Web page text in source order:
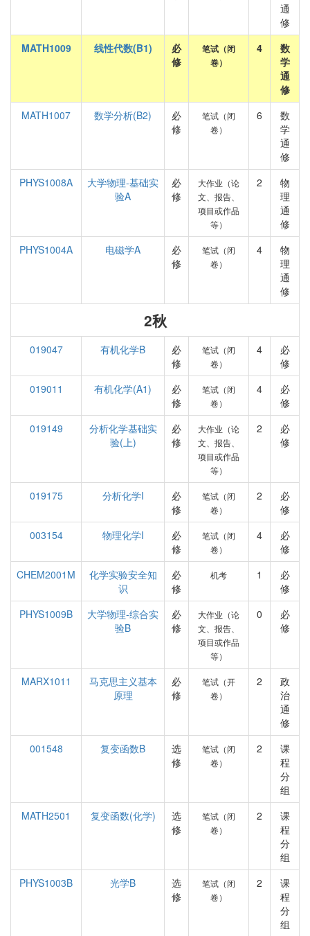
通
修
MATH1009
线性代数(B1)
必
修
笔试（闭
卷）
4
数
学
通
修
MATH1007
数学分析(B2)
必
修
笔试（闭
卷）
6
数
学
通
修
PHYS1008A
大学物理-基础实
验A
必
修
大作业（论
文、报告、
项目或作品
等）
2
物
理
通
修
PHYS1004A
电磁学A
必
修
笔试（闭
卷）
4
物
理
通
修
2秋
019047 有机化学B
必
修
笔试（闭
卷）
4
必
修
019011
有机化学(A1)
必
修
笔试（闭
卷）
4
必
修
019149
分析化学基础实
验(上)
必
修
大作业（论
文、报告、
项目或作品
等）
2
必
修
019175 分析化学I
必
修
笔试（闭
卷）
2
必
修
003154
物理化学I
必
修
笔试（闭
卷）
4
必
修
CHEM2001M
化学实验安全知
识
必
修
机考 1
必
修
PHYS1009B
大学物理-综合实
验B
必
修
大作业（论
文、报告、
项目或作品
等）
0
必
修
MARX1011
马克思主义基本
原理
必
修
笔试（开
卷）
2
政
治
通
修
001548
复变函数B
选
修
笔试（闭
卷）
2
课
程
分
组
MATH2501
复变函数(化学)
选
修
笔试（闭
卷）
2
课
程
分
组
PHYS1003B
光学B
选
修
笔试（闭
卷）
2
课
程
分
组